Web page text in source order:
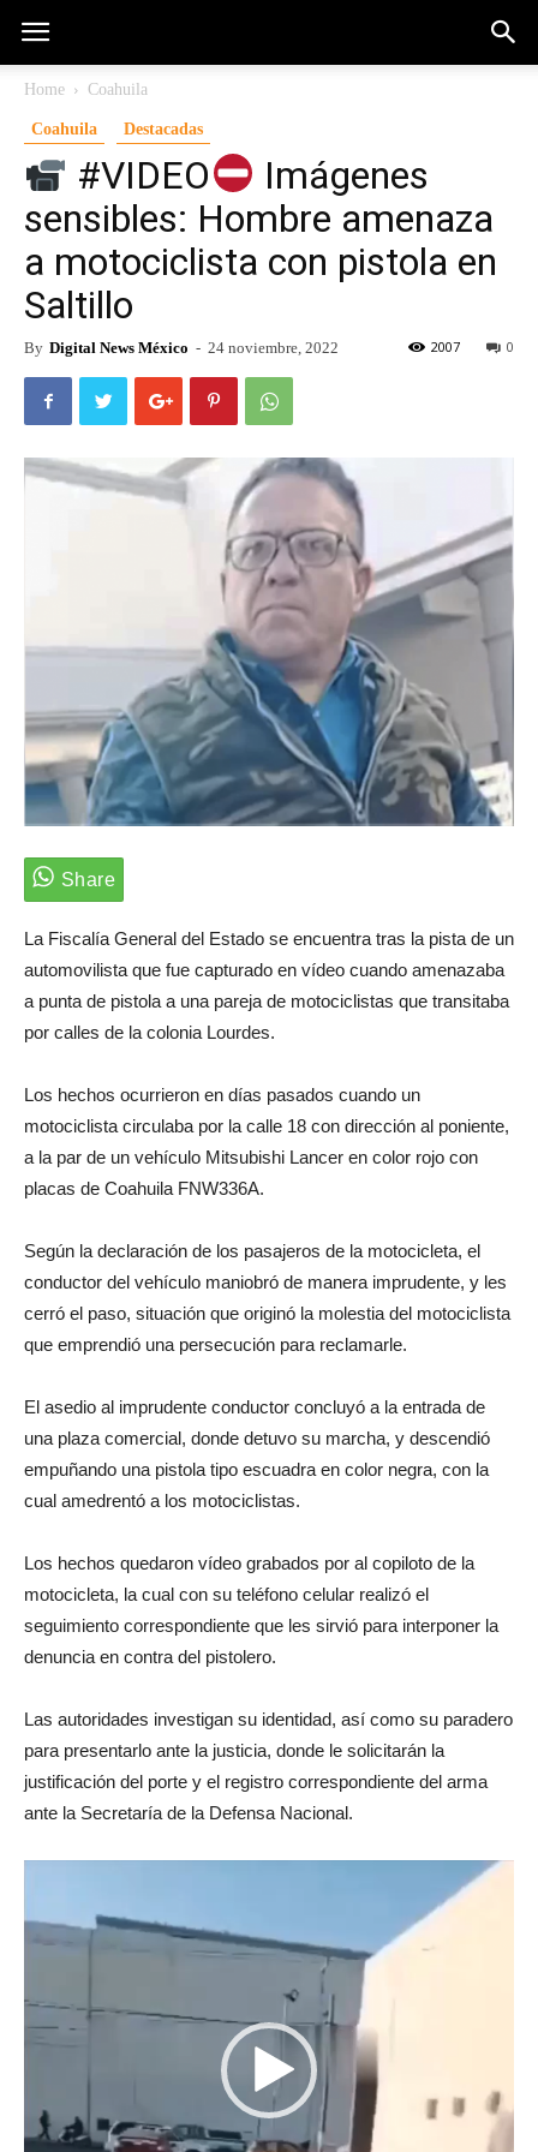
Home Coahuila
Coahuila Destacadas
#VIDEO
Imágenes
sensibles: Hombre amenaza
a motociclista con pistola en
Saltillo
By Digital News México - 24 noviembre, 2022 0
2007
La Fiscalía General del Estado se encuentra tras la pista de un
automovilista que fue capturado en vídeo cuando amenazaba
a punta de pistola a una pareja de motociclistas que transitaba
por calles de la colonia Lourdes.
Los hechos ocurrieron en días pasados cuando un
motociclista circulaba por la calle 18 con dirección al poniente,
a la par de un vehículo Mitsubishi Lancer en color rojo con
placas de Coahuila FNW336A.
Según la declaración de los pasajeros de la motocicleta, el
conductor del vehículo maniobró de manera imprudente, y les
cerró el paso, situación que originó la molestia del motociclista
que emprendió una persecución para reclamarle.
El asedio al imprudente conductor concluyó a la entrada de
una plaza comercial, donde detuvo su marcha, y descendió
empuñando una pistola tipo escuadra en color negra, con la
cual amedrentó a los motociclistas.
Los hechos quedaron vídeo grabados por al copiloto de la
motocicleta, la cual con su teléfono celular realizó el
seguimiento correspondiente que les sirvió para interponer la
denuncia en contra del pistolero.
Las autoridades investigan su identidad, así como su paradero
para presentarlo ante la justicia, donde le solicitarán la
justificación del porte y el registro correspondiente del arma
ante la Secretaría de la Defensa Nacional.
video